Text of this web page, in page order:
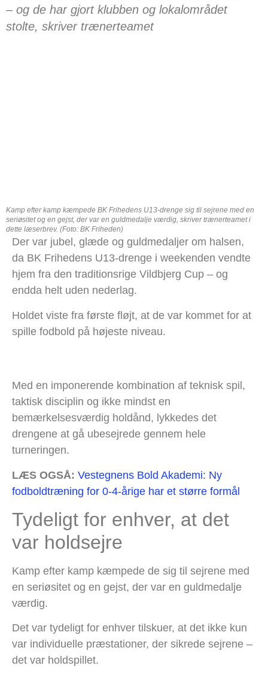
– og de har gjort klubben og lokalområdet
stolte, skriver trænerteamet
Kamp efter kamp kæmpede BK Frihedens U13-drenge sig til sejrene med en
seriøsitet og en gejst, der var en guldmedalje værdig, skriver trænerteamet i
dette læserbrev. (Foto: BK Friheden)
Der var jubel, glæde og guldmedaljer om halsen,
da BK Frihedens U13-drenge i weekenden vendte
hjem fra den traditionsrige Vildbjerg Cup – og
endda helt uden nederlag.
Holdet viste fra første fløjt, at de var kommet for at
spille fodbold på højeste niveau.
Med en imponerende kombination af teknisk spil,
taktisk disciplin og ikke mindst en
bemærkelsesværdig holdånd, lykkedes det
drengene at gå ubesejrede gennem hele
turneringen.
LÆS OGSÅ: Vestegnens Bold Akademi: Ny
fodboldtræning for 0-4-årige har et større formål
Tydeligt for enhver, at det
var holdsejre
Kamp efter kamp kæmpede de sig til sejrene med
en seriøsitet og en gejst, der var en guldmedalje
værdig.
Det var tydeligt for enhver tilskuer, at det ikke kun
var individuelle præstationer, der sikrede sejrene –
det var holdspillet.